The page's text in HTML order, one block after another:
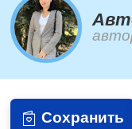
Сохранить